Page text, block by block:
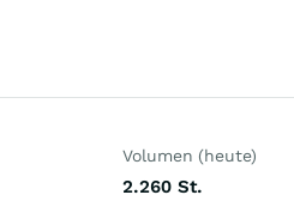
Volumen (heute)
2.260 St.